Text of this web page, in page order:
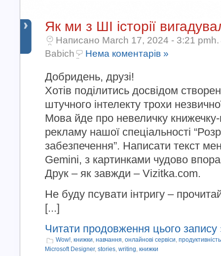
Як ми з ШІ історії
Написано March 17, 2024 - 3:21 pmh.
Babich
Нема коментарів »
Добридень, друзі!
Хотів поділитись досвідом
штучного інтелекту трохи
Мова йде про невеличку книжечку-
рекламу нашої спеціальності
забезпечення”. Написати текст
Gemini, з картинками чудово
Друк – як завжди – Vizitka.com.
Не буду псувати інтригу –
[...]
Читати продовження цього запису
Wow!, книжки, навчання, онлайнові сервіси, продуктивність
Microsoft Designer, stories, writing, книжки